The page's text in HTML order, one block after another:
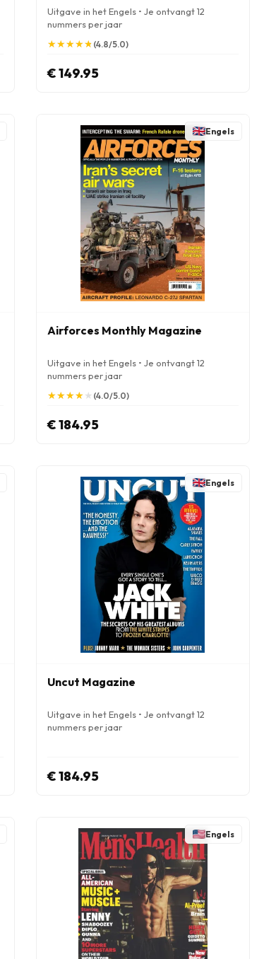
Uitgave in het Engels • Je ontvangt 12
nummers per jaar
★
★★
★★
★★
★★
★ (4.8/5.0)
€ 149.95
Engels
Airforces Monthly Magazine
Uitgave in het Engels • Je ontvangt 12
nummers per jaar
★
★★
★★
★★
★★
★ (4.0/5.0)
€ 184.95
Engels
Uncut Magazine
Uitgave in het Engels • Je ontvangt 12
nummers per jaar
€ 184.95
Engels